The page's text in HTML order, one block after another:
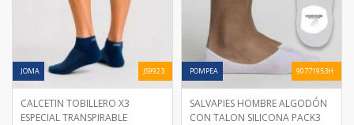
JOMA JS9923
CALCETIN TOBILLERO X3
ESPECIAL TRANSPIRABLE
POMPEA 90771953H
SALVAPIES HOMBRE ALGODÓN
CON TALON SILICONA PACK3